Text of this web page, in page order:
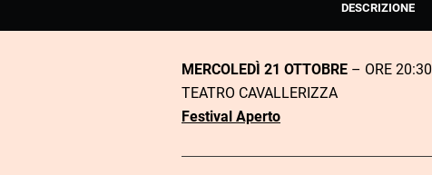
DESCRIZIONE
MERCOLEDÌ 21 OTTOBRE – ORE 20:30
TEATRO CAVALLERIZZA
Festival Aperto